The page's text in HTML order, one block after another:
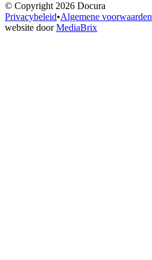
© Copyright 2026 Docura
Privacybeleid•Algemene voorwaarden
website doorMediaBrix